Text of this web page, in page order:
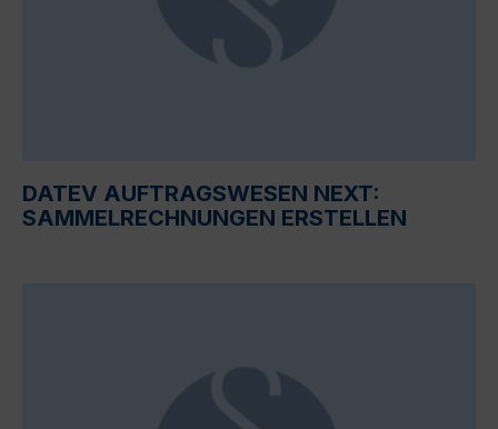
DATEV AUFTRAGSWESEN NEXT:
SAMMELRECHNUNGEN ERSTELLEN